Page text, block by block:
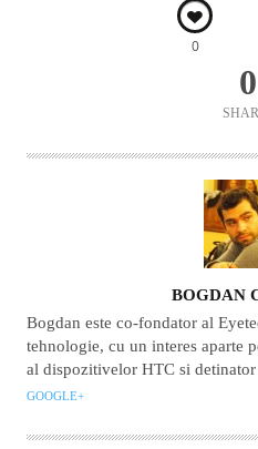
0
0
BOGDAN
Bogdan este co-fondator al
tehnologie, cu un interes aparte
al dispozitivelor HTC si
GOOGLE+